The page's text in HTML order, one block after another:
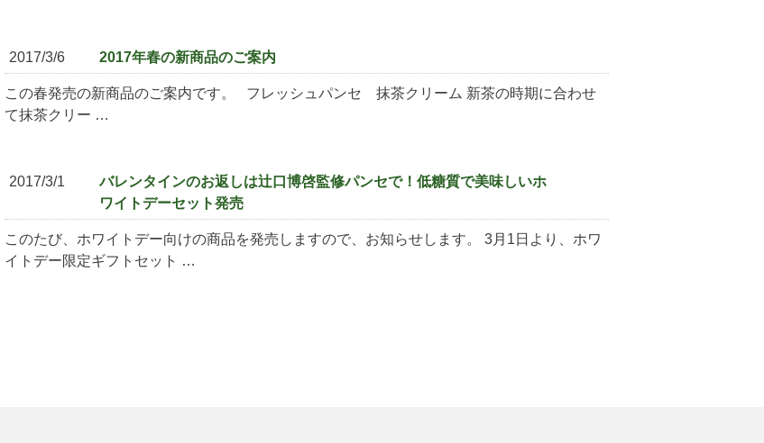
2017/3/6 2017年春の新商品のご案内
この春発売の新商品のご案内です。 フレッシュパンセ 抹茶クリーム 新茶の時期に合わせ
て抹茶クリー …
2017/3/1
バレンタインのお返しは辻口博啓監修パンセで！低糖質で美味しいホ
ワイトデーセット発売
このたび、ホワイトデー向けの商品を発売しますので、お知らせします。 3月1日より、ホワ
イトデー限定ギフトセット …